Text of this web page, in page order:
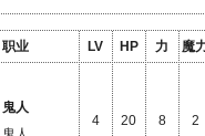
职业 LV HP 力 魔
鬼人
4 20 8 2